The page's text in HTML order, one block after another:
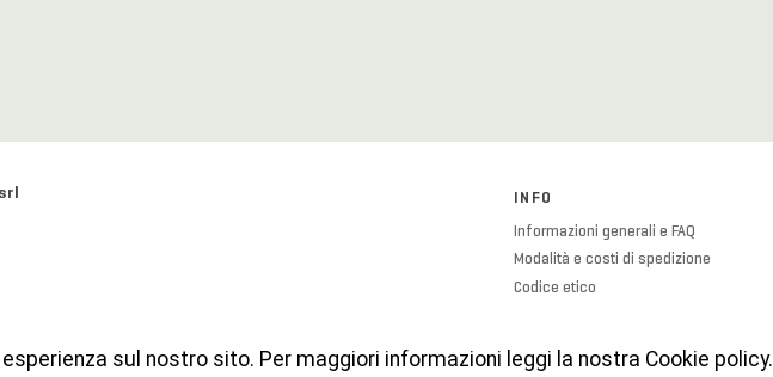
INFO
Informazioni generali e FAQ
Modalità e costi di spedizione
Codice etico
sul nostro sito. Per maggiori informazioni leggi la nostra Cookie policy.